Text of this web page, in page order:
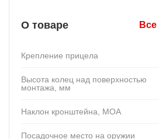
О товаре Все
Крепление прицела
Высота колец над поверхностью
монтажа, мм
Наклон кронштейна, MOA
Посадочное место на оружии